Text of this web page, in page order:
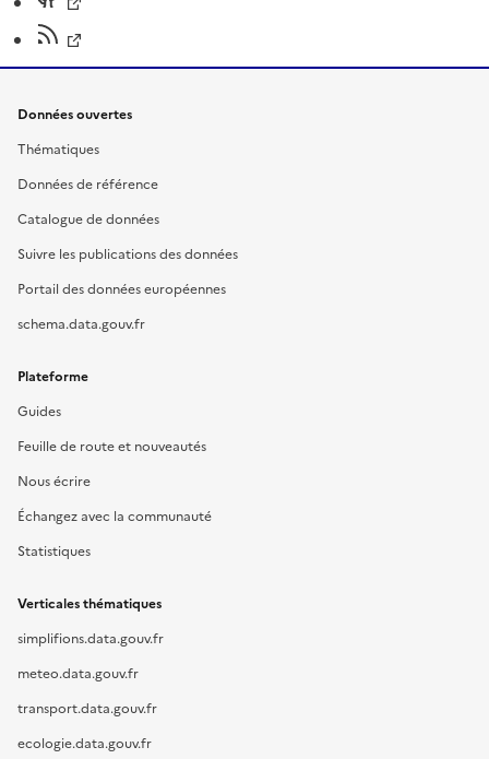
Données ouvertes
Thématiques
Données de référence
Catalogue de données
Suivre les publications des données
Portail des données européennes
schema.data.gouv.fr
Plateforme
Guides
Feuille de route et nouveautés
Nous écrire
Échangez avec la communauté
Statistiques
Verticales thématiques
simplifions.data.gouv.fr
meteo.data.gouv.fr
transport.data.gouv.fr
ecologie.data.gouv.fr